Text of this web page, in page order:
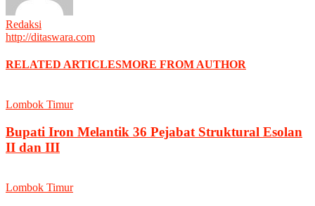
Redaksi
http://ditaswara.com
RELATED ARTICLESMORE FROM AUTHOR
Lombok Timur
Bupati Iron Melantik 36 Pejabat Struktural Esolan
II dan III
Lombok Timur